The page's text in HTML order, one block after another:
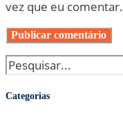
vez que eu comentar.
Categorias